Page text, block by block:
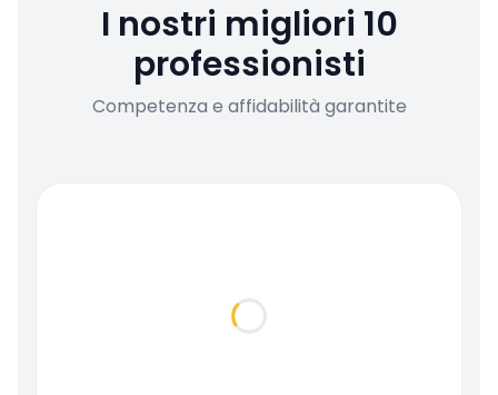
I nostri migliori 10
professionisti
Competenza e affidabilità garantite
Loading...